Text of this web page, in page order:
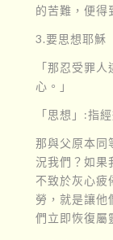
的苦難，便得
3.要思想耶穌
「那忍受罪
心。」
「思想」:指
那與父原本同
況我們？如果
不致於灰心疲
勞，就是讓他
們立即恢復屬